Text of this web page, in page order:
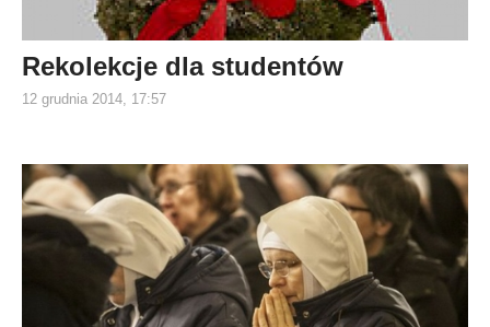
Rekolekcje dla studentów
12 grudnia 2014, 17:57